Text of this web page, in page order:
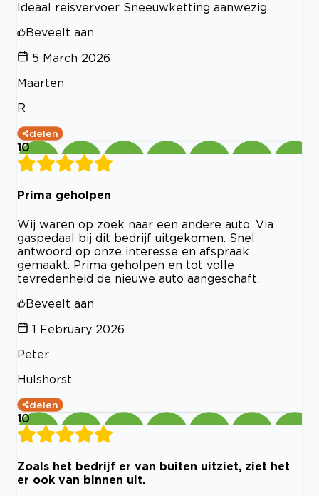
Ideaal reisvervoer Sneeuwketting aanwezig
Beveelt aan
5 March 2026
Maarten
R
delen
10
Prima geholpen
Wij waren op zoek naar een andere auto. Via
gaspedaal bij dit bedrijf uitgekomen. Snel
antwoord op onze interesse en afspraak
gemaakt. Prima geholpen en tot volle
tevredenheid de nieuwe auto aangeschaft.
Beveelt aan
1 February 2026
Peter
Hulshorst
delen
10
Zoals het bedrijf er van buiten uitziet, ziet het
er ook van binnen uit.